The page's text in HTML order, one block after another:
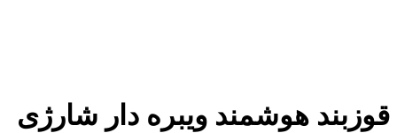
قوزبند هوشمند ویبره دار شارژی